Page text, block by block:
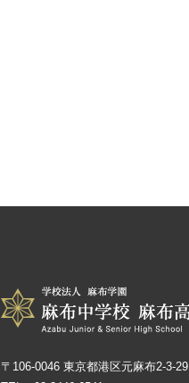
〒106-0046 東京都港区元麻布2-3-29